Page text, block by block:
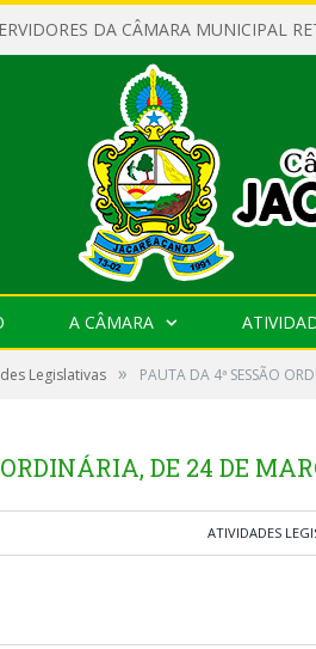
A CÂMARA
Legislativas » PAUTA DA 4ª SESSÃO
DE 24 DE
ATIVIDADES